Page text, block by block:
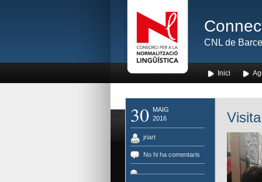
CNL de
Inici
30
MAIG
2016
jriart
No hi ha comentaris